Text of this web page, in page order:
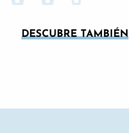
DESCUBRE TAMBIÉN